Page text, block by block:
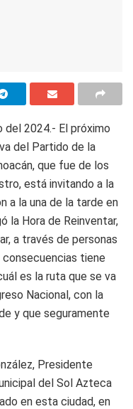
del 2024.- El próximo
del Partido de la
que fue de los
está invitando a la
a la una de la tarde en
la Hora de Reinventar,
a través de personas
tiene
es la ruta que se va
Nacional, con la
y que seguramente
Presidente
del Sol Azteca
en esta ciudad, en